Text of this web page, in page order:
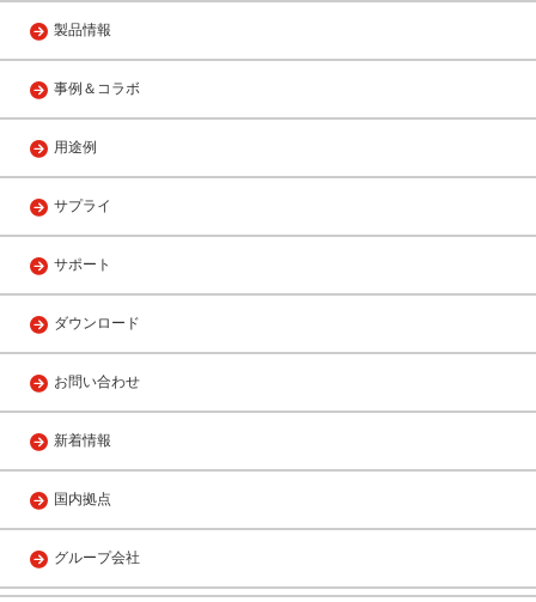
製品情報
事例＆コラボ
用途例
サプライ
サポート
ダウンロード
お問い合わせ
新着情報
国内拠点
グループ会社